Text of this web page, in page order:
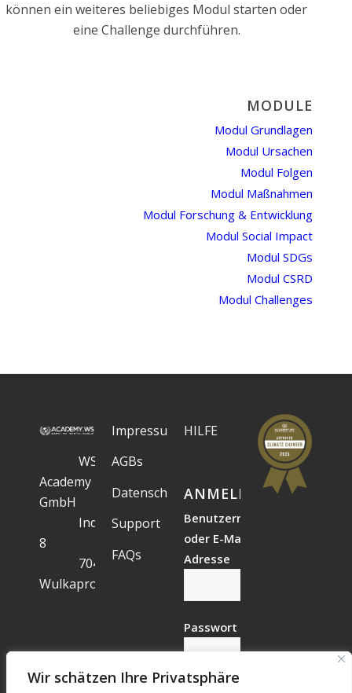
Wir schätzen Ihre Privatsphäre
können ein weiteres beliebiges Modul starten oder
eine Challenge durchführen.
MODULE
Modul Grundlagen
Modul Ursachen
Modul Folgen
Modul Maßnahmen
Modul Forschung & Entwicklung
Modul Social Impact
Modul SDGs
Modul CSRD
Modul Challenges
WS
Academy
GmbH
Industriegelände
8
7041
Wulkaprodersdorf
Impressum
AGBs
Datenschutz
Support
FAQs
HILFE
ANMELDESTATUS
Benutzername
oder E-Mail-
Adresse
Passwort